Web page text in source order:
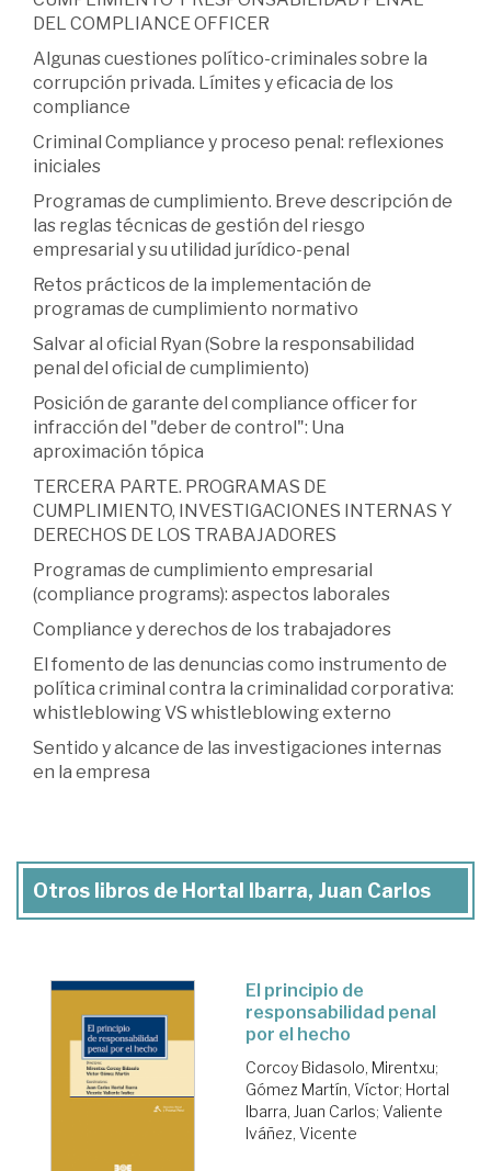
DEL COMPLIANCE OFFICER
Algunas cuestiones político-criminales sobre la
corrupción privada. Límites y eficacia de los
compliance
Criminal Compliance y proceso penal: reflexiones
iniciales
Programas de cumplimiento. Breve descripción de
las reglas técnicas de gestión del riesgo
empresarial y su utilidad jurídico-penal
Retos prácticos de la implementación de
programas de cumplimiento normativo
Salvar al oficial Ryan (Sobre la responsabilidad
penal del oficial de cumplimiento)
Posición de garante del compliance officer for
infracción del "deber de control": Una
aproximación tópica
TERCERA PARTE. PROGRAMAS DE
CUMPLIMIENTO, INVESTIGACIONES INTERNAS Y
DERECHOS DE LOS TRABAJADORES
Programas de cumplimiento empresarial
(compliance programs): aspectos laborales
Compliance y derechos de los trabajadores
El fomento de las denuncias como instrumento de
política criminal contra la criminalidad corporativa:
whistleblowing VS whistleblowing externo
Sentido y alcance de las investigaciones internas
en la empresa
Otros libros de Hortal Ibarra, Juan Carlos
El principio de
responsabilidad penal
por el hecho
Corcoy Bidasolo, Mirentxu;
Gómez Martín, Víctor; Hortal
Ibarra, Juan Carlos; Valiente
Iváñez, Vicente